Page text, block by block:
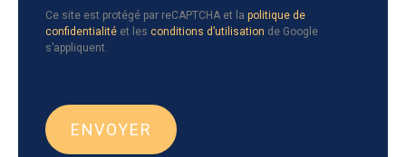
Ce site est protégé par reCAPTCHA et la politique de
confidentialité et les conditions d’utilisation de Google
s’appliquent.
ENVOYER